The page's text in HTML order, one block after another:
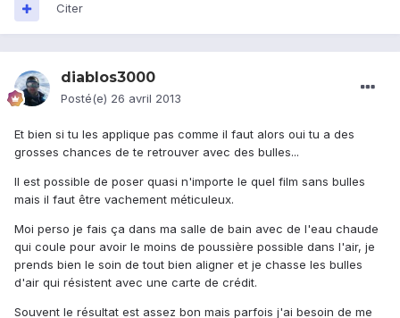
Citer
diablos3000
Posté(e) 26 avril 2013
Et bien si tu les applique pas comme il faut alors oui tu a des
grosses chances de te retrouver avec des bulles...
Il est possible de poser quasi n'importe le quel film sans bulles
mais il faut être vachement méticuleux.
Moi perso je fais ça dans ma salle de bain avec de l'eau chaude
qui coule pour avoir le moins de poussière possible dans l'air, je
prends bien le soin de tout bien aligner et je chasse les bulles
d'air qui résistent avec une carte de crédit.
Souvent le résultat est assez bon mais parfois j'ai besoin de me